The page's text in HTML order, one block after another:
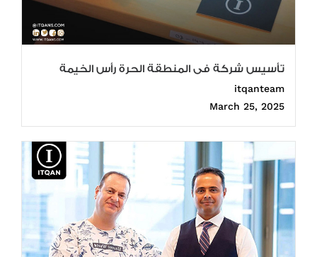
تأسيس شركة فى المنطقة الحرة رأس الخيمة
itqanteam
March 25, 2025